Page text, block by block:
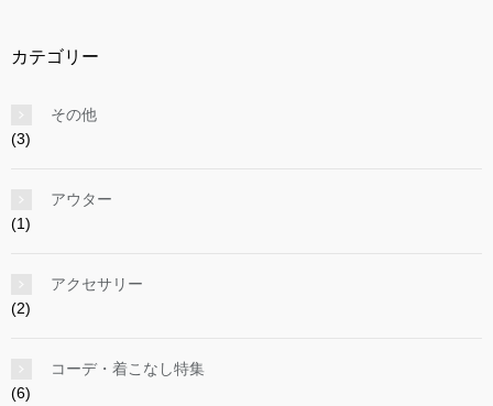
カテゴリー
その他
(3)
アウター
(1)
アクセサリー
(2)
コーデ・着こなし特集
(6)